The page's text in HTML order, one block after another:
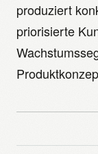
produziert
priorisierte